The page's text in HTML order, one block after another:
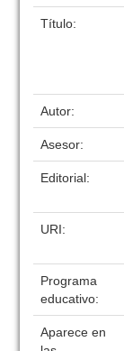
Título:
Autor:
Asesor:
Editorial:
URI:
Programa
educativo:
Aparece en